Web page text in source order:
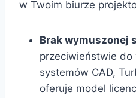
w Twoim biurze
Brak wymuszonej
przeciwieństwie do
systemów CAD,
oferuje model